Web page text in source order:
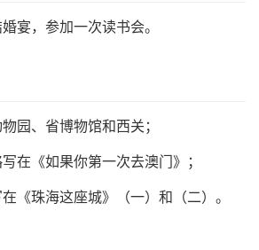
宴，参加一次读书会。
园、省博物馆和西关；
在《如果你第一次去澳门》；
《珠海这座城》（一）和（二）。